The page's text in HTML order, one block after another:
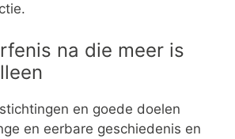
na die meer is
en goede doelen
en eerbare geschiedenis en